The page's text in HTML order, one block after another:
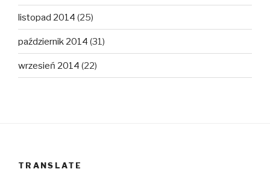
listopad 2014 (25)
październik 2014 (31)
wrzesień 2014 (22)
TRANSLATE